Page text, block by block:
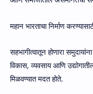
महान भारताचा निर्माण
सहभागीत्वातून होणारा
विकास, व्यवसाय आणि
मिळवण्यात मदत होते.